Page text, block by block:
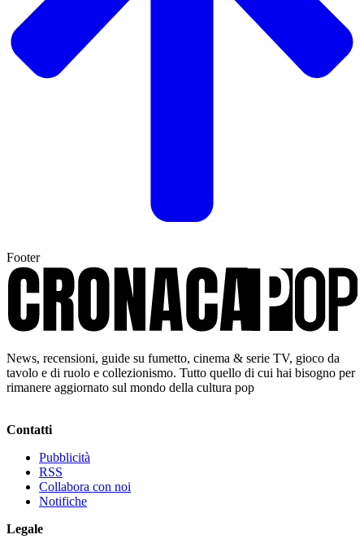
Footer
News, recensioni, guide su fumetto, cinema & serie TV, gioco da
tavolo e di ruolo e collezionismo. Tutto quello di cui hai bisogno per
rimanere aggiornato sul mondo della cultura pop
Contatti
Pubblicità
RSS
Collabora con noi
Notifiche
Legale